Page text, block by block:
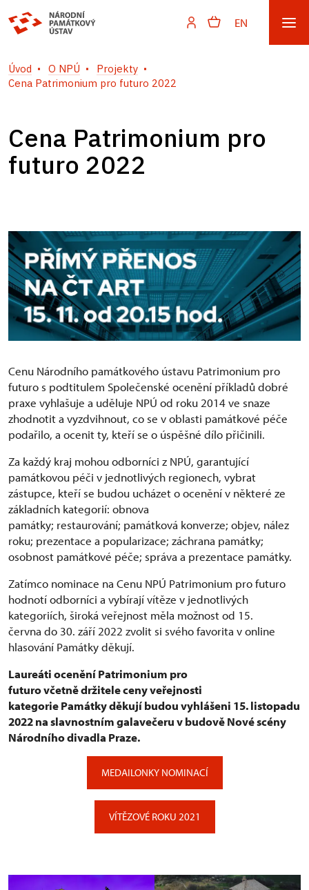
EN
Úvod O NPÚ
Projekty
Cena Patrimonium pro futuro 2022
Cena Patrimonium pro
futuro 2022
Cenu Národního památkového ústavu Patrimonium pro
futuro s podtitulem Společenské ocenění příkladů dobré
praxe vyhlašuje a uděluje NPÚ od roku 2014 ve snaze
zhodnotit a vyzdvihnout, co se v oblasti památkové péče
podařilo, a ocenit ty, kteří se o úspěšné dílo přičinili.
Za každý kraj mohou odborníci z NPÚ, garantující
památkovou péči v jednotlivých regionech, vybrat
zástupce, kteří se budou ucházet o ocenění v některé ze
základních kategorií: obnova
památky; restaurování; památková konverze; objev, nález
roku; prezentace a popularizace; záchrana památky;
osobnost památkové péče; správa a prezentace památky.
Zatímco nominace na Cenu NPÚ Patrimonium pro futuro
hodnotí odborníci a vybírají vítěze v jednotlivých
kategoriích, široká veřejnost měla možnost od 15.
června do 30. září 2022 zvolit si svého favorita v online
hlasování Památky děkují.
Laureáti ocenění Patrimonium pro
futuro včetně držitele ceny veřejnosti
kategorie Památky děkují budou vyhlášeni 15. listopadu
2022 na slavnostním galavečeru v budově Nové scény
Národního divadla Praze.
MEDAILONKY NOMINACÍ
VÍTĚZOVÉ ROKU 2021